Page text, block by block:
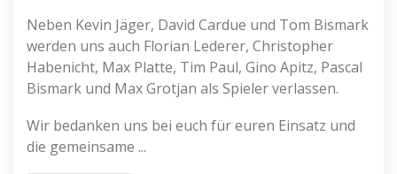
Neben Kevin Jäger, David Cardue und Tom Bismark
werden uns auch Florian Lederer, Christopher
Habenicht, Max Platte, Tim Paul, Gino Apitz, Pascal
Bismark und Max Grotjan als Spieler verlassen.
Wir bedanken uns bei euch für euren Einsatz und
die gemeinsame ...